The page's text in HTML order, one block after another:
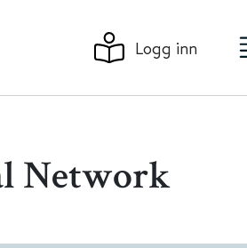
Logg inn
Network